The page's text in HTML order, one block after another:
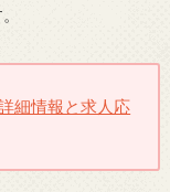
細情報と求人応